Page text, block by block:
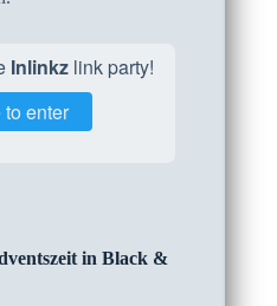
Inlinkz link party!
enter
in Black &